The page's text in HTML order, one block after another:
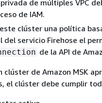
de múltiples VPC
de IAM.
clúster una política
servicio Firehose el
de la API de
clúster de Amazon MSK
el clúster debe cumplir